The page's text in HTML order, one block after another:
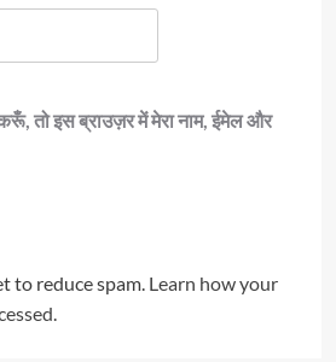
तो इस ब्राउज़र में मेरा नाम, ईमेल और
to reduce spam. Learn how your